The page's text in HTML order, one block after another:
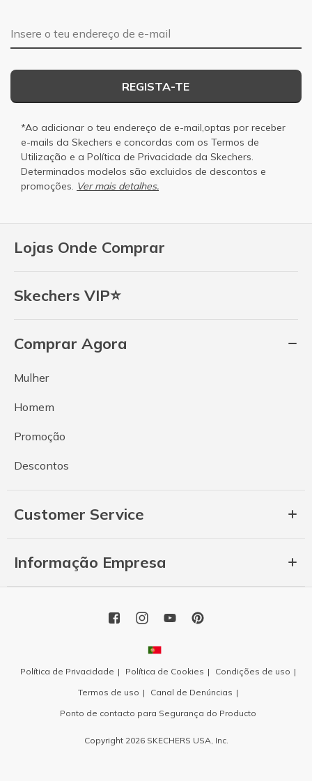
Lojas Onde Comprar
Skechers VIP⭐
Comprar Agora
Mulher
Homem
Promoção
Descontos
Customer Service
Informação Empresa
Endereço de e-mail
REGISTA-TE
*Ao adicionar o teu endereço de e-mail,optas por receber
e-mails da Skechers e concordas com os Termos de
Utilização e a Política de Privacidade da Skechers.
Determinados modelos são excluidos de descontos e
promoções. Ver mais detalhes.
Política de Privacidade Política de Cookies
Condições de uso
Termos de uso
Canal de Denúncias
Ponto de contacto para Segurança do Producto
Copyright 2026 SKECHERS USA, Inc.